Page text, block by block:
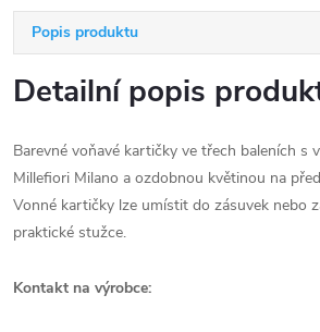
Popis produktu
Detailní popis
Barevné voňavé kartičky ve třech baleních s
Millefiori Milano a ozdobnou květinou na
Vonné kartičky lze umístit do zásuvek nebo
praktické stužce.
Kontakt na výrobce: